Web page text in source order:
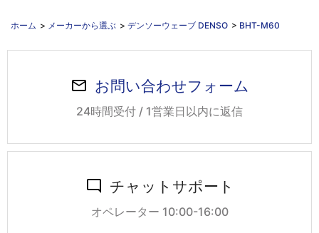
ホーム > メーカーから選ぶ > デンソーウェーブ DENSO > BHT-M60
お問い合わせフォーム
24時間受付 / 1営業日以内に返信
チャットサポート
オペレーター 10:00-16:00